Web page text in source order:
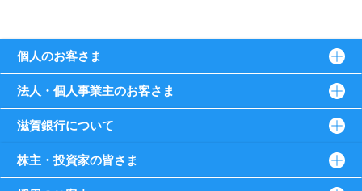
個人のお客さま
法人・個人事業主のお客さま
滋賀銀行について
株主・投資家の皆さま